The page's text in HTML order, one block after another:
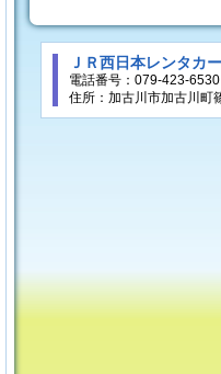
ＪＲ西日本レンタ
電話番号：079-423-6530
住所：加古川市加古川町